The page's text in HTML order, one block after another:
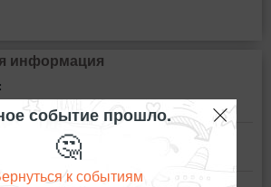
информация
событие прошло.
🤔
к событиям